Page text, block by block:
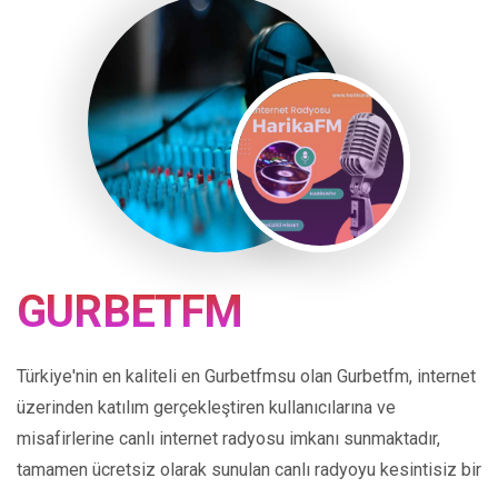
GURBETFM
Türkiye'nin en kaliteli en Gurbetfmsu olan Gurbetfm, internet
üzerinden katılım gerçekleştiren kullanıcılarına ve
misafirlerine canlı internet radyosu imkanı sunmaktadır,
tamamen ücretsiz olarak sunulan canlı radyoyu kesintisiz bir